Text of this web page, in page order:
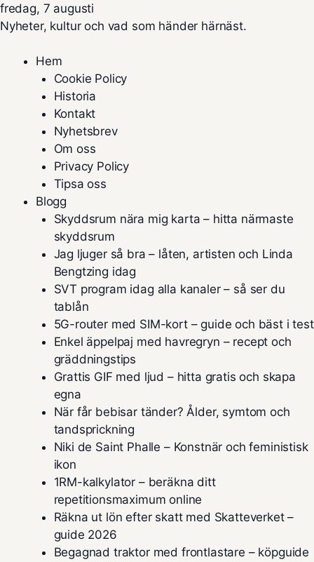
fredag, 7 augusti
Nyheter, kultur och vad som händer härnäst.
Hem
Cookie Policy
Historia
Kontakt
Nyhetsbrev
Om oss
Privacy Policy
Tipsa oss
Blogg
Skyddsrum nära mig karta – hitta närmaste
skyddsrum
Jag ljuger så bra – låten, artisten och Linda
Bengtzing idag
SVT program idag alla kanaler – så ser du
tablån
5G-router med SIM-kort – guide och bäst i test
Enkel äppelpaj med havregryn – recept och
gräddningstips
Grattis GIF med ljud – hitta gratis och skapa
egna
När får bebisar tänder? Ålder, symtom och
tandsprickning
Niki de Saint Phalle – Konstnär och feministisk
ikon
1RM-kalkylator – beräkna ditt
repetitionsmaximum online
Räkna ut lön efter skatt med Skatteverket –
guide 2026
Begagnad traktor med frontlastare – köpguide